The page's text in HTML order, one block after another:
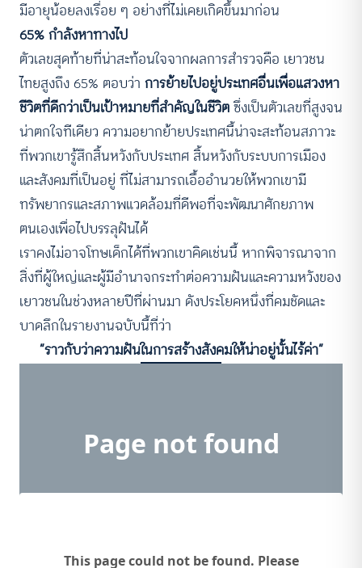
มีอายุน้อยลงเรื่อย ๆ อย่างที่ไม่เคยเกิดขึ้นมาก่อน
65% กำลังหาทางไป
ตัวเลขสุดท้ายที่น่าสะท้อนใจจากผลการสำรวจคือ เยาวชน
ไทยสูงถึง 65% ตอบว่า การย้ายไปอยู่ประเทศอื่นเพื่อแสวงหา
ชีวิตที่ดีกว่าเป็นเป้าหมายที่สำคัญในชีวิตซึ่งเป็นตัวเลขที่สูงจน
น่าตกใจทีเดียว ความอยากย้ายประเทศนี้น่าจะสะท้อนสภาวะ
ที่พวกเขารู้สึกสิ้นหวังกับประเทศ สิ้นหวังกับระบบการเมือง
และสังคมที่เป็นอยู่ ที่ไม่สามารถเอื้ออำนวยให้พวกเขามี
ทรัพยากรและสภาพแวดล้อมที่ดีพอที่จะพัฒนาศักยภาพ
ตนเองเพื่อไปบรรลุฝันได้
เราคงไม่อาจโทษเด็กได้ที่พวกเขาคิดเช่นนี้ หากพิจารณาจาก
สิ่งที่ผู้ใหญ่และผู้มีอำนาจกระทำต่อความฝันและความหวังของ
เยาวชนในช่วงหลายปีที่ผ่านมา ดังประโยคหนึ่งที่คมชัดและ
บาดลึกในรายงานฉบับนี้ที่ว่า
“ราวกับว่าความฝันในการสร้างสังคมให้น่าอยู่นั้นไร้ค่า”